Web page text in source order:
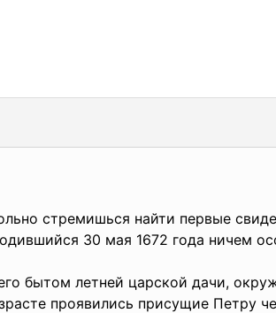
стремишься найти первые
30 мая 1672 года ничем
бытом летней царской дачи,
проявились присущие Петру